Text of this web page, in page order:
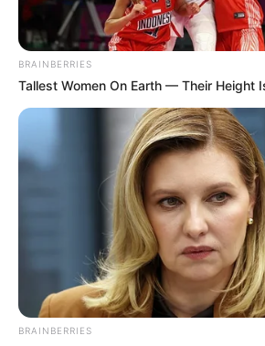
6 Nem tűnik túl boldognak a